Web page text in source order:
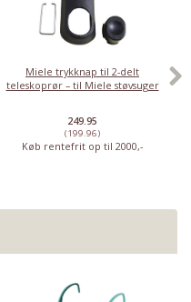
Miele trykknap til 2-delt
teleskoprør – til Miele støvsuger
249.95
(199.96)
Køb rentefrit op til 2000,-